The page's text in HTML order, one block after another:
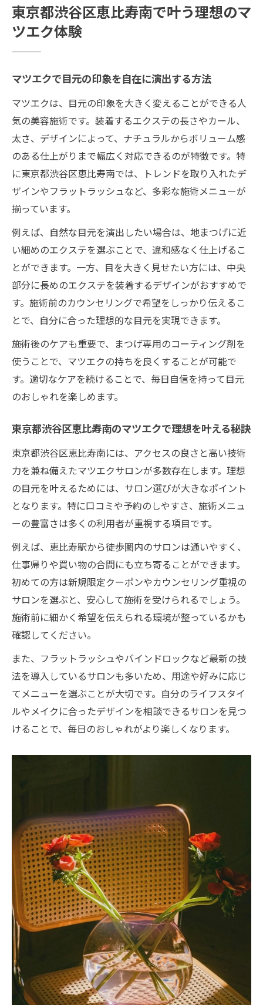
ツ
雰囲気と技術で選ぶマツエクサロンの魅力
理由
マツエクを安くお得に楽しむための選び方
コスパ抜群のマツエクサロンを見つけるポ
イント
費用を抑えながらも満足できるマツエク体
験
マツエクのキャンペーンや割引情報を活用
するコツ
コスパと仕上がりを両立するマツエクの選
択基準
マツエク選びで後悔しない秘訣を徹底解説
マツエクが初めてでも安心できるサロン選
び方
口コミや評判を活用したマツエクの比較方
法
マツエク選びで後悔しないための注意点
理想のマツエクに出会うための情報収集術
び方
安くて技術力あるマツエクの選び方とは
マツエクで技術力を見極めるチェックポイ
ント
コストを抑えつつ高品質なマツエクを受け
るコツ
安いだけじゃないマツエク選びの極意
経験豊富なスタッフによるマツエク施術の
魅力
価格と技術のバランスを重視したサロンの
選び方
初めてのマツエク施術で知っておきたい流
れ
マツエクの費用比較で賢くサロン探し
マツエクの費用を比較する際の注意ポイン
ト
コスパ重視のサロン選びでマツエクを満喫
施術内容ごとのマツエク価格比較のコツ
安いマツエクでも満足できるサロンの特徴
費用に見合うマツエク体験を選ぶ方法
東京都渋谷区恵比寿南で叶う理想のマ
ツエク体験
マツエクで目元の印象を自在に演出する方法
マツエクは、目元の印象を大きく変えることができる人
気の美容施術です。装着するエクステの長さやカール、
太さ、デザインによって、ナチュラルからボリューム感
のある仕上がりまで幅広く対応できるのが特徴です。特
に東京都渋谷区恵比寿南では、トレンドを取り入れたデ
ザインやフラットラッシュなど、多彩な施術メニューが
揃っています。
例えば、自然な目元を演出したい場合は、地まつげに近
い細めのエクステを選ぶことで、違和感なく仕上げるこ
とができます。一方、目を大きく見せたい方には、中央
部分に長めのエクステを装着するデザインがおすすめで
す。施術前のカウンセリングで希望をしっかり伝えるこ
とで、自分に合った理想的な目元を実現できます。
施術後のケアも重要で、まつげ専用のコーティング剤を
使うことで、マツエクの持ちを良くすることが可能で
す。適切なケアを続けることで、毎日自信を持って目元
のおしゃれを楽しめます。
東京都渋谷区恵比寿南のマツエクで理想を叶える秘訣
東京都渋谷区恵比寿南には、アクセスの良さと高い技術
力を兼ね備えたマツエクサロンが多数存在します。理想
の目元を叶えるためには、サロン選びが大きなポイント
となります。特に口コミや予約のしやすさ、施術メニュ
ーの豊富さは多くの利用者が重視する項目です。
例えば、恵比寿駅から徒歩圏内のサロンは通いやすく、
仕事帰りや買い物の合間にも立ち寄ることができます。
初めての方は新規限定クーポンやカウンセリング重視の
サロンを選ぶと、安心して施術を受けられるでしょう。
施術前に細かく希望を伝えられる環境が整っているかも
確認してください。
また、フラットラッシュやバインドロックなど最新の技
法を導入しているサロンも多いため、用途や好みに応じ
てメニューを選ぶことが大切です。自分のライフスタイ
ルやメイクに合ったデザインを相談できるサロンを見つ
けることで、毎日のおしゃれがより楽しくなります。